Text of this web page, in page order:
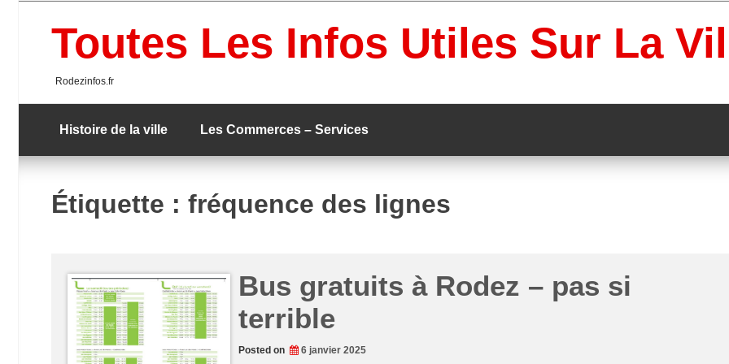
contentToutes Les Infos Utiles Sur La
Rodezinfos.fr
Histoire de la ville Les Commerces – Services
Étiquette : fréquence des lignes
Bus gratuits à Rodez – pas si
terrible
Posted on 6 janvier 2025